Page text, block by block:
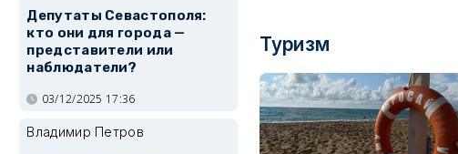
Туризм
Депутаты Севастополя:
кто они для города —
представители или
наблюдатели?
03/12/2025 17:36
Владимир Петров